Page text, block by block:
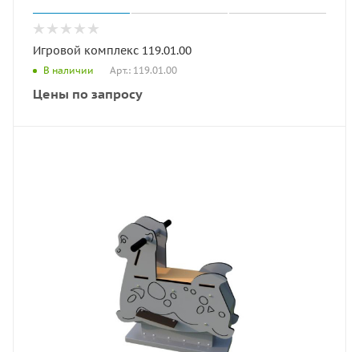
Игровой комплекс 119.01.00
В наличии Арт.: 119.01.00
Цены по запросу